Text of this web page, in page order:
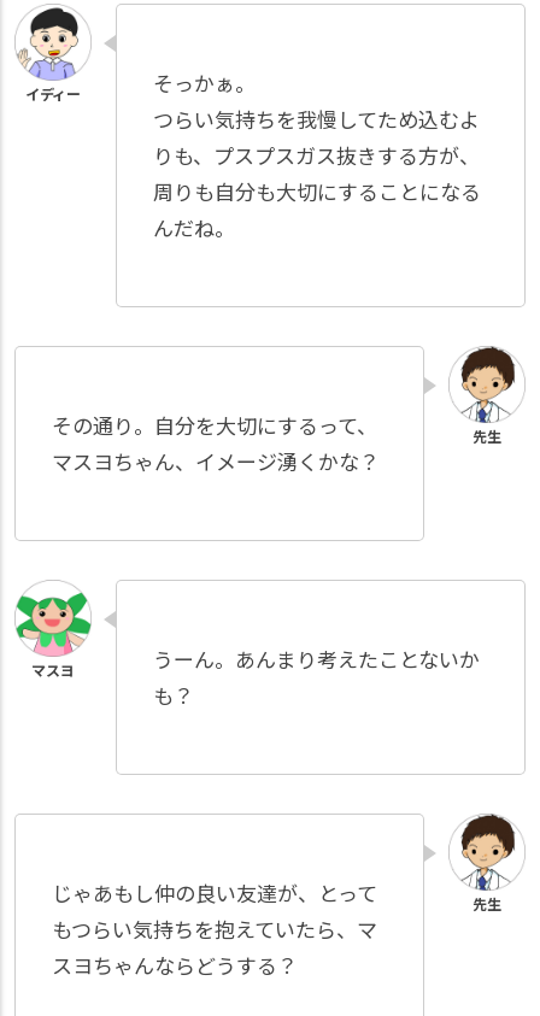
そっかぁ。
つらい気持ちを我慢してため込むよ
りも、プスプスガス抜きする方が、
周りも自分も大切にすることになる
んだね。
その通り。自分を大切にするって、
マスヨちゃん、イメージ湧くかな？
うーん。あんまり考えたことないか
も？
じゃあもし仲の良い友達が、とって
もつらい気持ちを抱えていたら、マ
スヨちゃんならどうする？